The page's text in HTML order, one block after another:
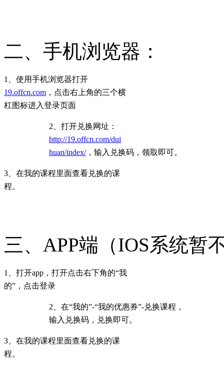
二、手机浏览器：
1、使用手机浏览器打开
19.offcn.com ，点击右上角的三个横
杠图标进入登录页面
2、打开兑换网址：
http://19.offcn.com/dui
huan/index/，输入兑换码，领取即可。
3、在我的课程里面查看兑换的课
程。
三、APP端（IOS系统暂
1、打开app，打开点击右下角的“我
的”，点击登录
2、在“我的”-“我的优惠券”-兑换课程，
输入兑换码，兑换即可。
3、在我的课程里面查看兑换的课
程。